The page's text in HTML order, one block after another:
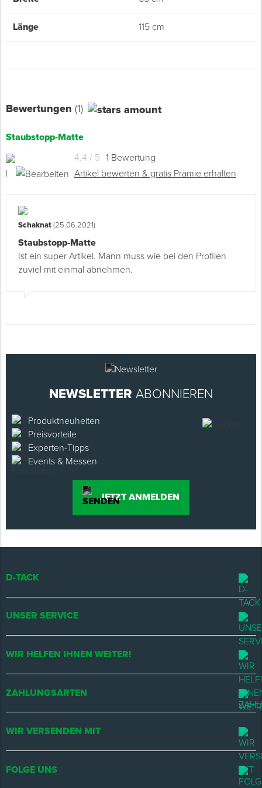
Länge 115 cm
Bewertungen (1)
Staubstopp-Matte
4.4 / 5 1 Bewertung
|
Artikel bewerten & gratis Prämie erhalten
Schaknat(25.06.2021)
Staubstopp-Matte
Ist ein super Artikel. Mann muss wie bei den Profilen
zuviel mit einmal abnehmen.
NEWSLETTER ABONNIEREN
Produktneuheiten
Preisvorteile
Experten-Tipps
Events & Messen
JETZT ANMELDEN
D-TACK
UNSER SERVICE
WIR HELFEN IHNEN WEITER!
ZAHLUNGSARTEN
WIR VERSENDEN MIT
FOLGE UNS